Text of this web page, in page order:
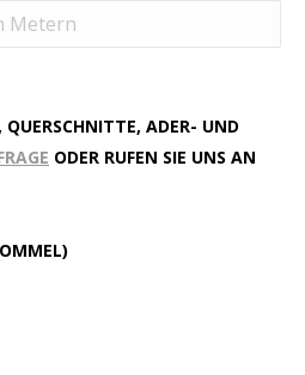
QUERSCHNITTE, ADER- UND
ODER RUFEN SIE UNS AN